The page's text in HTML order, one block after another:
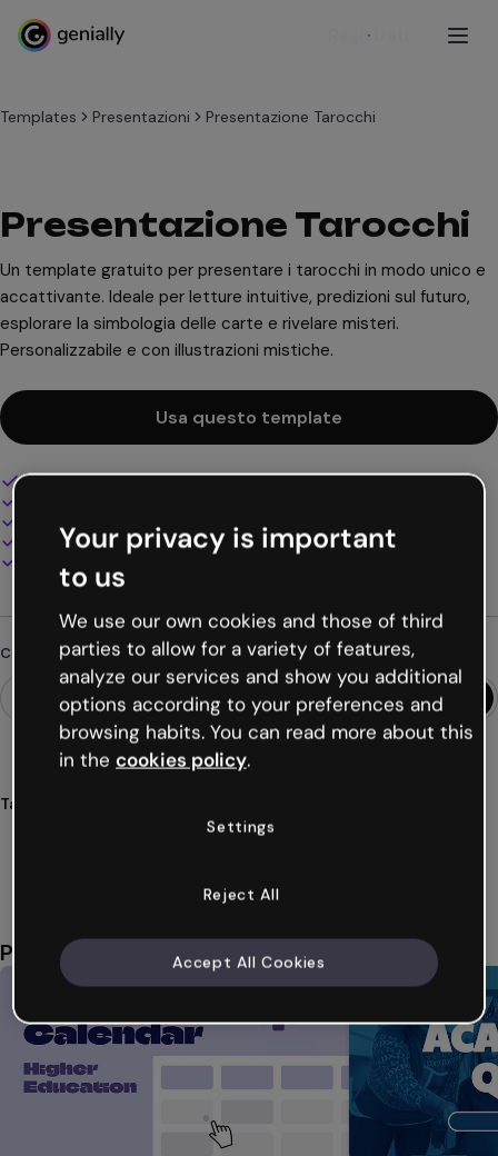
Registrati
Templates Presentazioni Presentazione Tarocchi
Presentazione Tarocchi
Un template gratuito per presentare i tarocchi in modo unico e
accattivante. Ideale per letture intuitive, predizioni sul futuro,
esplorare la simbologia delle carte e rivelare misteri.
Personalizzabile e con illustrazioni mistiche.
Usa questo template
Design interattivo e animato
Presenta, condividi o pubblica online
Scarica in PDF, MP4 e altri formati
Cerchi qualcosa di diverso?
Tags
divinazione
Potrebbe piacerti anche
Your privacy is important
to us
We use our own cookies and those of third
parties to allow for a variety of features,
analyze our services and show you additional
options according to your preferences and
browsing habits. You can read more about this
in the cookies policy.
Settings
Reject All
Accept All Cookies